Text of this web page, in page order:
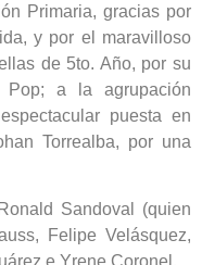
Primaria, gracias por
y por el maravilloso
de 5to. Año, por su
Pop; a la agrupación
puesta en
Torrealba, por una
Sandoval (quien
Felipe Velásquez,
e Yrene Coronel.